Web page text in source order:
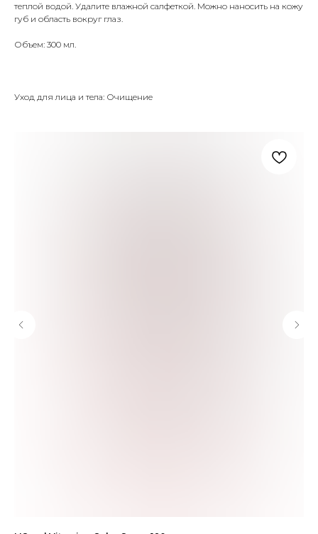
теплой водой. Удалите влажной салфеткой. Можно наносить на кожу
губ и область вокруг глаз.
Объем: 300 мл.
Уход для лица и тела: Очищение